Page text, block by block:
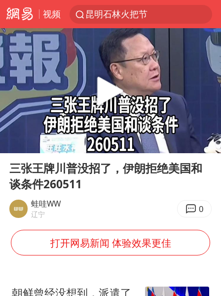
视频
昆明石林火把节
我国编制完成新版全月地质图
宇树科技发行价格150.80元/股
感觉全东北都在等7号
金饰克价大幅跳涨
关之琳否认与27岁模特的恋情
Play
14:58
三张王牌川普没招了，伊朗拒绝美国和
谈条件260511
蛙哇WW
辽宁 0
打开网易新闻 体验效果更佳
朝鲜曾经没想到，派遣了